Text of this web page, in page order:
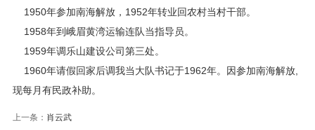
1950年参加南海解放，1952年转业回农村当村干部。
1958年到峨眉黄湾运输连队当指导员。
1959年调乐山建设公司第三处。
1960年请假回家后调我当大队书记于1962年。因参加南海解放,
现每月有民政补助。
上一条： 肖云武